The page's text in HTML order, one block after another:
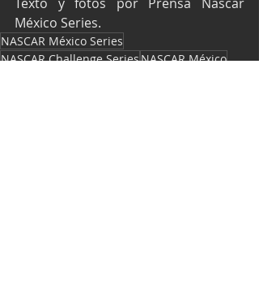
México Series.
NASCAR México Series
NASCAR Challenge SeriesNASCAR México